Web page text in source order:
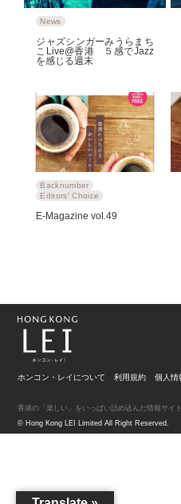
News
ジャズシンガーみうらまち
こLive@香港 ５感でJazz
を感じる週末
Backnumber
Editors' Choice
E-Magazine vol.49
ホンコン・レイについて 利用規約 個人情
© Hong Kong LEI Limited All Right Reserved.
香港の「楽しい」をいっぱい詰め込んだ情報サイト